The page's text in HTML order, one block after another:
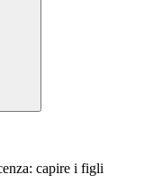
capire i figli